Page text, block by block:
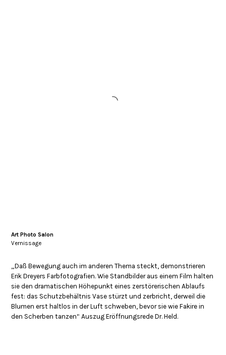
Art Photo Salon
Vernissage
„Daß Bewegung auch im anderen Thema steckt, demonstrieren
Erik Dreyers Farbfotografien. Wie Standbilder aus einem Film halten
sie den dramatischen Höhepunkt eines zerstörerischen Ablaufs
fest: das Schutzbehältnis Vase stürzt und zerbricht, derweil die
Blumen erst haltlos in der Luft schweben, bevor sie wie Fakire in
den Scherben tanzen“ Auszug Eröffnungsrede Dr. Held.